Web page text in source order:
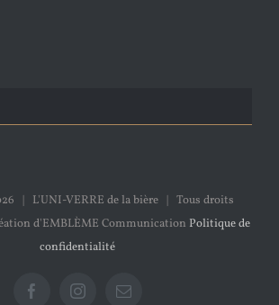
| L'UNI-VERRE de la bière | Tous droits
d'EMBLÈME Communication Politique de
confidentialité
FacebookInstagramEmail